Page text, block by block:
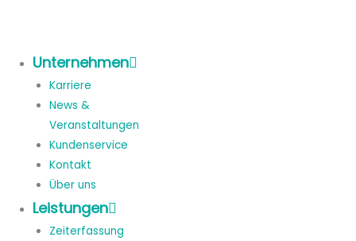
Unternehmen
Karriere
News &
Veranstaltungen
Kundenservice
Kontakt
Über uns
Leistungen
Zeiterfassung